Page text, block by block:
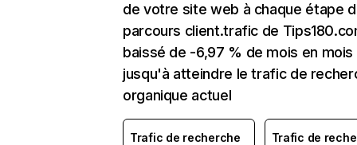
de votre site web à chaque étape
parcours client.trafic de
baissé de -6,97 % de mois en mois
jusqu'à atteindre le trafic de
organique actuel
Trafic de recherche
Trafic de